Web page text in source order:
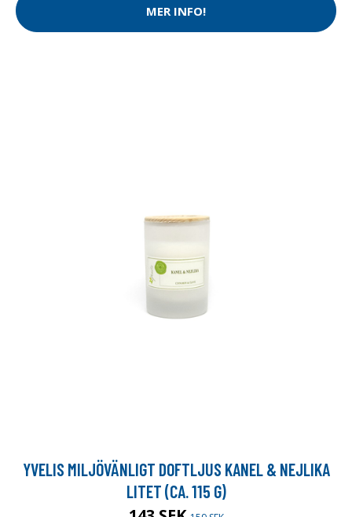
MER INFO!
YVELIS MILJÖVÄNLIGT DOFTLJUS KANEL & NEJLIKA
LITET (CA. 115 G)